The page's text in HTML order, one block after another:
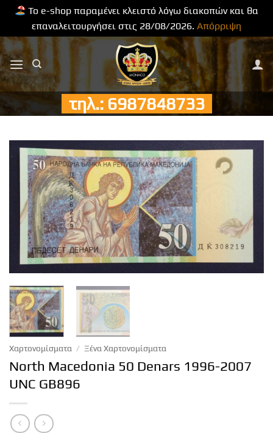
Το e-shop παραμένει κλειστό λόγω διακοπών και θα
επαναλειτουργήσει στις 28/08/2026. Απόρριψη
Μετάβαση
στο
περιεχόμενο
τηλ.: 6987848733
Χαρτονομίσματα / Ξένα Χαρτονομίσματα
North Macedonia 50 Denars 1996-2007
UNC GB896